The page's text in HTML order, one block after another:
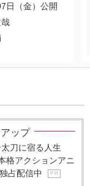
日（金）公開
ップ
刀に宿る人生
アクションアニ
占配信中
P R